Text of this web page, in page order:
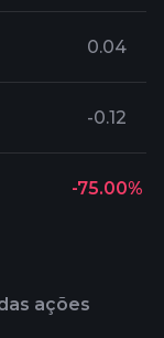
0.04
-0.12
-75.00%
ações